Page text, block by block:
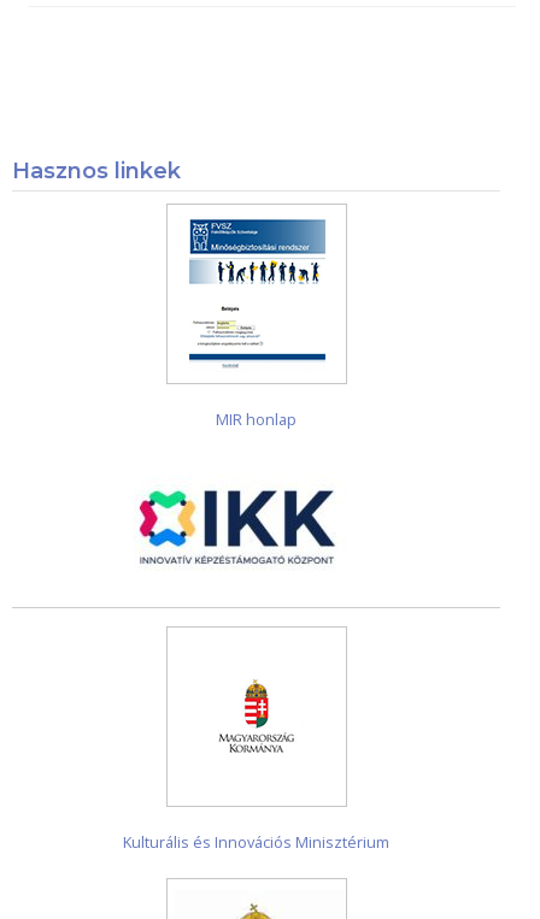
Hasznos linkek
MIR honlap
Kulturális és Innovációs Minisztérium